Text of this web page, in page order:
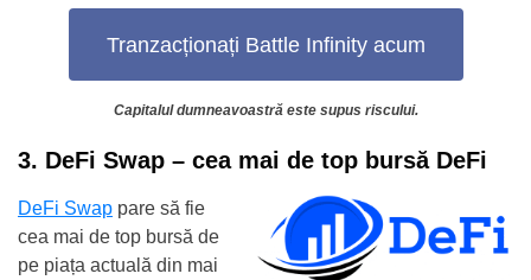
Tranzacționați Battle Infinity acum
Capitalul dumneavoastră este supus riscului.
3. DeFi Swap – cea mai de top bursă DeFi
DeFi Swap pare să fie
cea mai de top bursă de
pe piața actuală din mai